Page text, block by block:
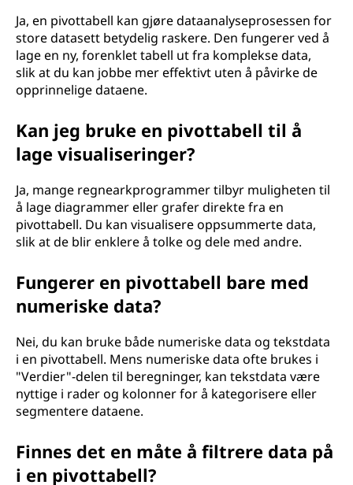
Ja, en pivottabell kan gjøre dataanalyseprosessen for
store datasett betydelig raskere. Den fungerer ved å
lage en ny, forenklet tabell ut fra komplekse data,
slik at du kan jobbe mer effektivt uten å påvirke de
opprinnelige dataene.
Kan jeg bruke en pivottabell til å
lage visualiseringer?
Ja, mange regnearkprogrammer tilbyr muligheten til
å lage diagrammer eller grafer direkte fra en
pivottabell. Du kan visualisere oppsummerte data,
slik at de blir enklere å tolke og dele med andre.
Fungerer en pivottabell bare med
numeriske data?
Nei, du kan bruke både numeriske data og tekstdata
i en pivottabell. Mens numeriske data ofte brukes i
"Verdier"-delen til beregninger, kan tekstdata være
nyttige i rader og kolonner for å kategorisere eller
segmentere dataene.
Finnes det en måte å filtrere data på
i en pivottabell?